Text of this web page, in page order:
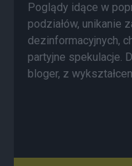
Poglądy idące w
podziałów, unikanie
dezinformacyjnych,
partyjne spekulacje.
bloger, z